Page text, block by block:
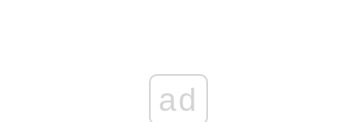
ad